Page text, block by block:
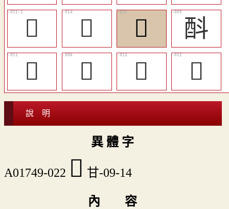
󲡎
󲡌 󲡏
酙
󲡉
𨠇 󲡋 󲡊
說 明
異 體 字
A01749-022 󲡏 甘-09-14
內 容